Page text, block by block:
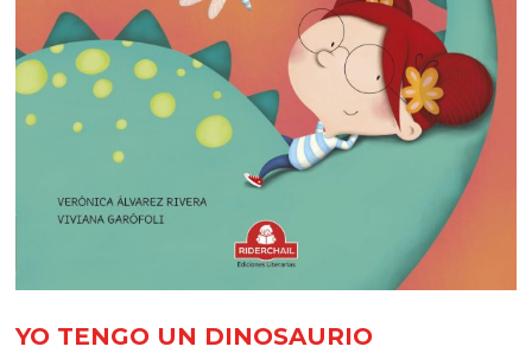
YO TENGO UN DINOSAURIO